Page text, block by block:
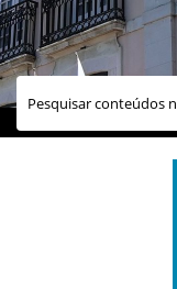
links úteis